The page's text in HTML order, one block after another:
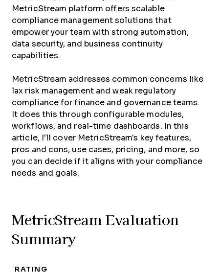
MetricStream platform offers scalable
compliance management solutions that
empower your team with strong automation,
data security, and business continuity
capabilities.
MetricStream addresses common concerns like
lax risk management and weak regulatory
compliance for finance and governance teams.
It does this through configurable modules,
workflows, and real-time dashboards. In this
article, I'll cover MetricStream's key features,
pros and cons, use cases, pricing, and more, so
you can decide if it aligns with your compliance
needs and goals.
MetricStream Evaluation
Summary
RATING